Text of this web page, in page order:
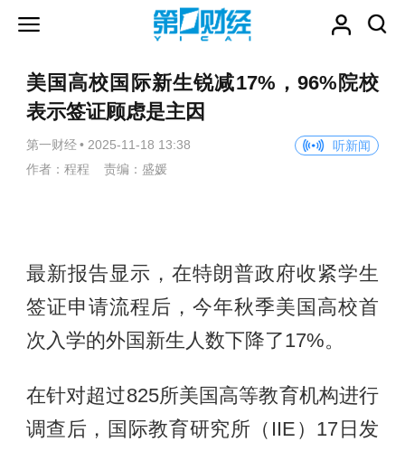
美国高校国际新生锐减17%，96%院校
表示签证顾虑是主因
第一财经 • 2025-11-18 13:38
听新闻
作者：程程 责编：盛媛
最新报告显示，在特朗普政府收紧学生
签证申请流程后，今年秋季美国高校首
次入学的外国新生人数下降了17%。
在针对超过825所美国高等教育机构进行
调查后，国际教育研究所（IIE）17日发